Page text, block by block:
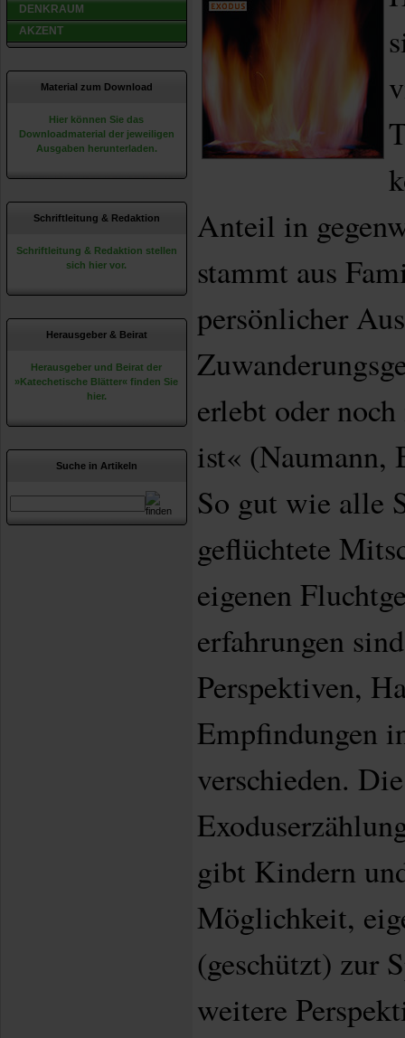
DENKRAUM
AKZENT
Material zum Download
Hier können Sie das
Downloadmaterial der jeweiligen
Ausgaben herunterladen.
Schriftleitung & Redaktion
Schriftleitung & Redaktion stellen
sich hier vor.
Herausgeber & Beirat
Herausgeber und Beirat der
»Katechetische Blätter« finden Sie
hier.
Suche in Artikeln
Anteil in
stammt aus
persönlicher
erlebt oder
ist« (Naumann,
So gut wie alle
geflüchtete
eigenen
erfahrungen
Perspektiven,
Empfindungen
verschieden.
gibt Kindern
Möglichkeit,
(geschützt) zur
weitere